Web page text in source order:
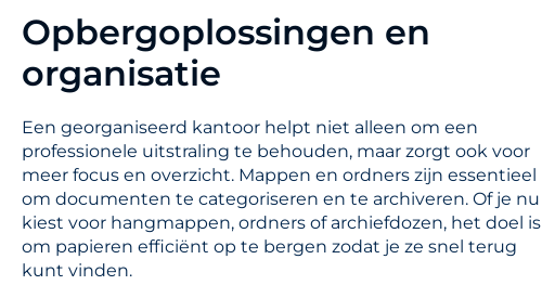
Opbergoplossingen en
organisatie
Een georganiseerd kantoor helpt niet alleen om een
professionele uitstraling te behouden, maar zorgt ook voor
meer focus en overzicht. Mappen en ordners zijn essentieel
om documenten te categoriseren en te archiveren. Of je nu
kiest voor hangmappen, ordners of archiefdozen, het doel is
om papieren efficiënt op te bergen zodat je ze snel terug
kunt vinden.